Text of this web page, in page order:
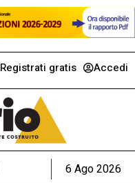
Registrati gratis Accedi
6 Ago 2026